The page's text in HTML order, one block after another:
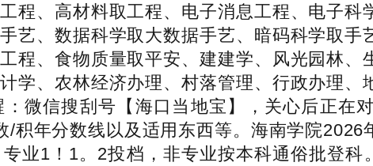
程、高材料取工程、电子消息工程、电子
艺、数据科学取大数据手艺、暗码科学取手
程、食物质量取平安、建建学、风光园林、
学、农林经济办理、村落管理、行政办理
微信搜刮号【海口当地宝】，关心后正在
积年分数线以及适用东西等。海南学院2026
业1！1。2投档，非专业按本科通俗批登